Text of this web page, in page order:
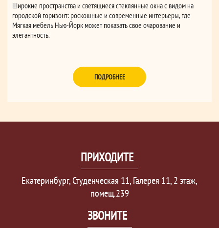
Широкие пространства и светящиеся стеклянные окна с видом на
городской горизонт: роскошные и современные интерьеры, где
Мягкая мебель Нью-Йорк может показать свое очарование и
элегантность.
ПОДРОБНЕЕ
ПРИХОДИТЕ
Екатеринбург, Студенческая 11, Галерея 11, 2 этаж,
помещ.239
ЗВОНИТЕ